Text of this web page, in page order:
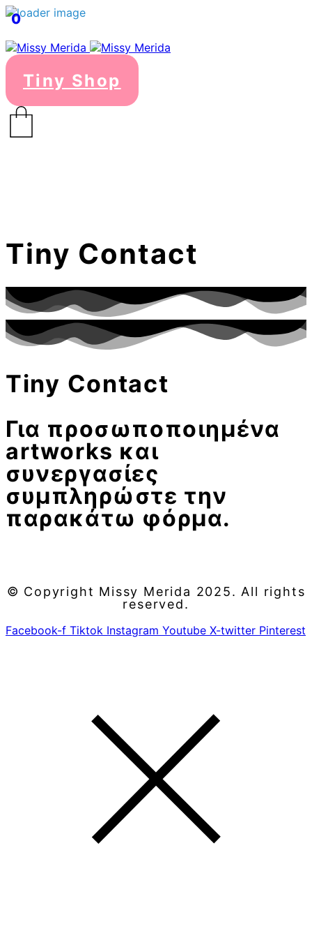
Tiny Shop
0
Tiny Contact
Tiny Contact
Για προσωποποιημένα
artworks και
συνεργασίες
συμπληρώστε την
παρακάτω φόρμα.
© Copyright Missy Merida 2025. All rights
reserved.
Facebook-f Tiktok Instagram Youtube X-twitter Pinterest